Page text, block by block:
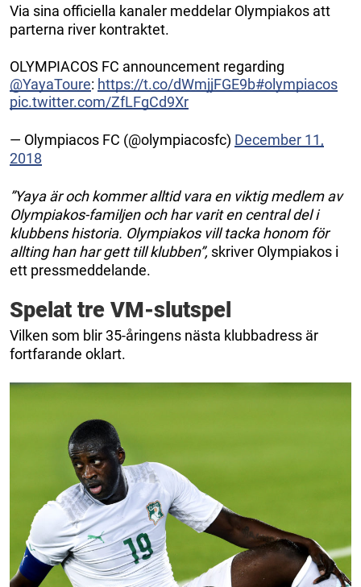
Via sina officiella kanaler meddelar Olympiakos att
parterna river kontraktet.
OLYMPIACOS FC announcement regarding
@YayaToure: https://t.co/dWmjjFGE9b#olympiacos
pic.twitter.com/ZfLFgCd9Xr
— Olympiacos FC (@olympiacosfc) December 11,
2018
”Yaya är och kommer alltid vara en viktig medlem av
Olympiakos-familjen och har varit en central del i
klubbens historia. Olympiakos vill tacka honom för
allting han har gett till klubben”, skriver Olympiakos i
ett pressmeddelande.
Spelat tre VM-slutspel
Vilken som blir 35-åringens nästa klubbadress är
fortfarande oklart.